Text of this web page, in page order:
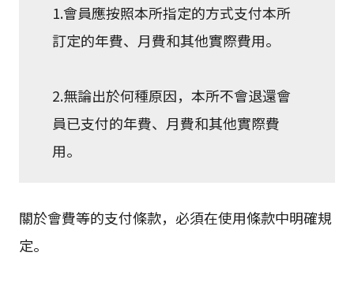
1.會員應按照本所指定的方式支付本所
訂定的年費、月費和其他實際費用。
2.無論出於何種原因，本所不會退還會
員已支付的年費、月費和其他實際費
用。
關於會費等的支付條款，必須在使用條款中明確規
定。